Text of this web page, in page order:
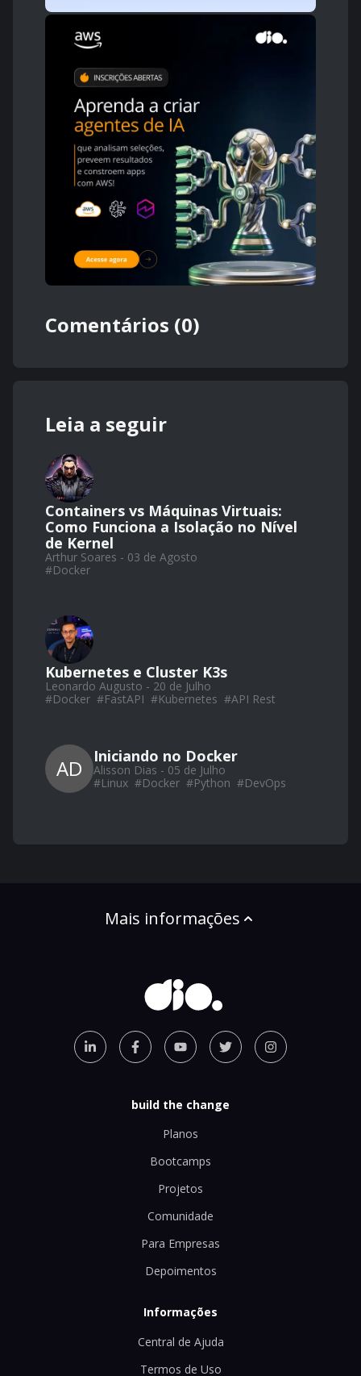
Comentários (0)
Leia a seguir
Containers vs Máquinas Virtuais:
Como Funciona a Isolação no Nível
de Kernel
Arthur Soares - 03 de Agosto
#Docker
Kubernetes e Cluster K3s
Leonardo Augusto - 20 de Julho
#Docker #FastAPI #Kubernetes #API Rest
AD Iniciando no Docker
Alisson Dias - 05 de Julho
#Linux #Docker #Python #DevOps
Mais informações
build the change
Planos
Bootcamps
Projetos
Comunidade
Para Empresas
Depoimentos
Informações
Central de Ajuda
Termos de Uso